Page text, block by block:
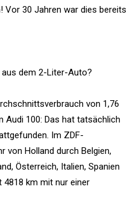
Vor 30 Jahren war dies bereits
aus dem 2-Liter-Auto?
von 1,76
Audi 100: Das hat tatsächlich
Im ZDF-
von Holland durch Belgien,
Österreich, Italien, Spanien
4818 km mit nur einer